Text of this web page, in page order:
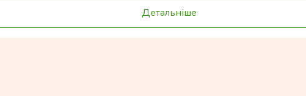
Детальніше